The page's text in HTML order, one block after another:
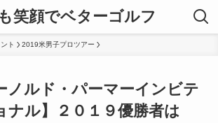
笑顔でベターゴルフ
ト 2019米男子プロツアー
ノルド・パーマーインビテ
ナル】２０１９優勝者は